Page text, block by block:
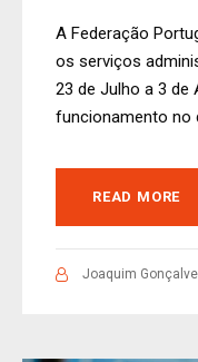
A Federação
os serviços
23 de Julho a 3
funcionamento no
READ MORE
Joaquim